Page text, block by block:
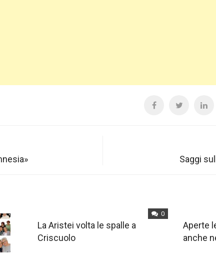
Saggi
0
La Aristei volta le spalle a
Criscuolo
Aperte
anche